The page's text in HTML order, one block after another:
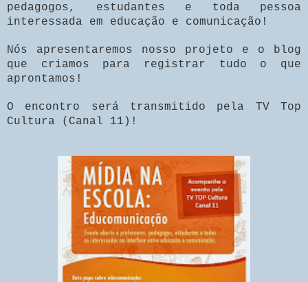
pedagogos, estudantes e toda pessoa
interessada em educação e comunicação!
Nós apresentaremos nosso projeto e o blog
que criamos para registrar tudo o que
aprontamos!
O encontro será transmitido pela TV Top
Cultura (Canal 11)!